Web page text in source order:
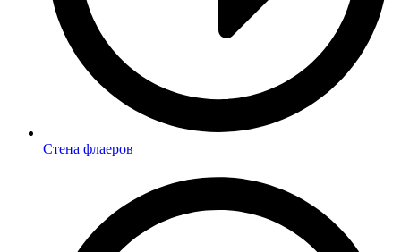
Стена флаеров